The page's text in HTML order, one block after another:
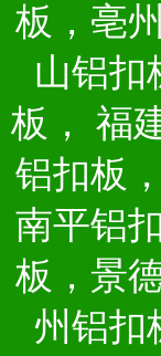
板，亳
山铝扣
板，
福
铝扣板
南平铝
板，景
州铝扣